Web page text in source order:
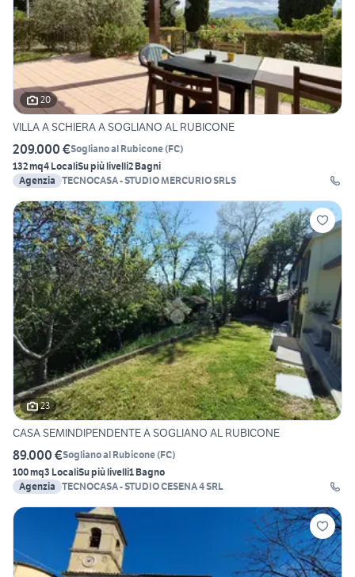
20
VILLA A SCHIERA A SOGLIANO AL RUBICONE
209.000 €Sogliano al Rubicone(FC)
132 mq4 LocaliSu più livelli2 Bagni
Agenzia TECNOCASA - STUDIO MERCURIO SRLS
23
CASA SEMINDIPENDENTE A SOGLIANO AL RUBICONE
89.000 €Sogliano al Rubicone(FC)
100 mq3 LocaliSu più livelli1 Bagno
Agenzia TECNOCASA - STUDIO CESENA 4 SRL